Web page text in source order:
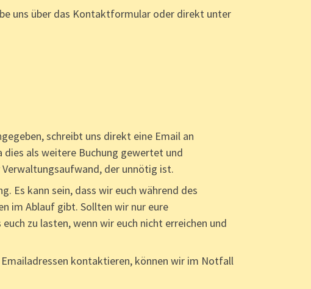
uns über das Kontaktformular oder direkt unter
schreibt uns direkt eine Email an
dies als weitere Buchung gewertet und
der unnötig ist.
Es kann sein, dass wir euch während des
im Ablauf gibt. Sollten wir nur eure
zu lasten, wenn wir euch nicht erreichen und
kontaktieren, können wir im Notfall